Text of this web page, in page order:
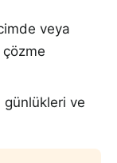
veya
günlükleri ve